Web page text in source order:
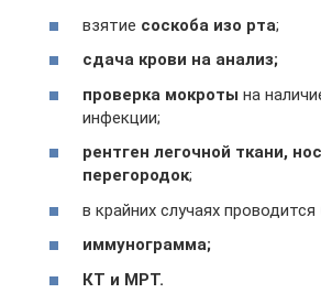
взятие соскоба изо рта;
сдача крови на анализ;
проверка мокроты на
инфекции;
рентген легочной ткани,
перегородок;
в крайних случаях проводится
иммунограмма;
КТ и МРТ.